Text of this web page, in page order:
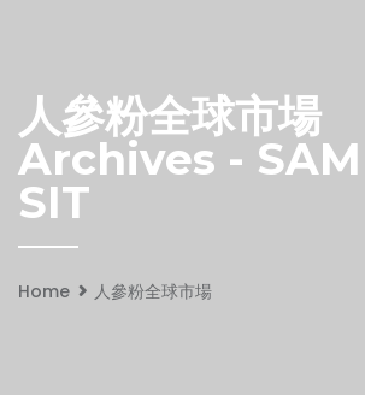
人參粉全球市場
Archives -
SIT
Home 人參粉全球市場